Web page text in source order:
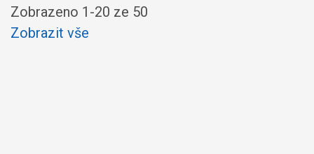
Zobrazeno 1 -20 ze 50
Zobrazit vše